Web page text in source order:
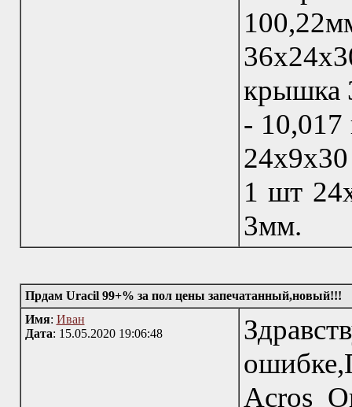
крышка
-
1 шт
3мм.
Прдам Uracil 99+% за пол цены запечатанный,новый!!!
Имя: Иван
Дата: 15.05.2020 19:06:48
Acros